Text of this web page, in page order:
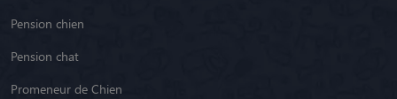
Pension chien
Pension chat
Promeneur de Chien